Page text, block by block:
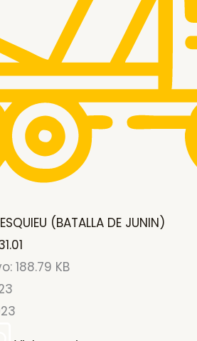
(BATALLA DE JUNIN)
188.79 KB